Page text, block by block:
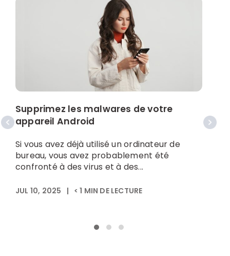
Supprimez les malwares de votre
appareil Android
Si vous avez déjà utilisé un ordinateur de
bureau, vous avez probablement été
confronté à des virus et à des...
JUL 10, 2025 | < 1 MIN DE LECTURE